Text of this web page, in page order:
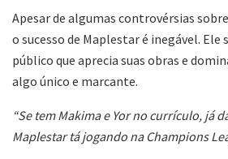
Apesar de algumas controvérsias
o sucesso de Maplestar é inegável.
público que aprecia suas obras e
algo único e marcante.
“Se tem Makima e Yor no currículo, já
Maplestar tá jogando na Champions